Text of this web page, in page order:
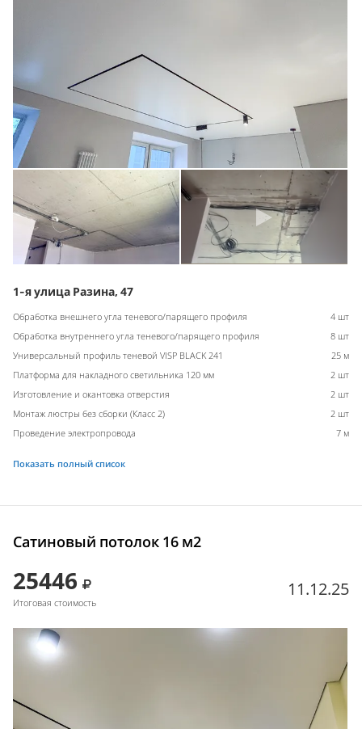
1-я улица Разина, 47
Обработка внешнего угла теневого/парящего профиля
4 шт
Обработка внутреннего угла теневого/парящего профиля
8 шт
Универсальный профиль теневой VISP BLACK 241
25 м
Платформа для накладного светильника 120 мм
2 шт
Изготовление и окантовка отверстия
2 шт
Монтаж люстры без сборки (Класс 2)
2 шт
Проведение электропровода
7 м
Показать полный список
Сатиновый потолок 16 м2
25446
Итоговая стоимость
11.12.25